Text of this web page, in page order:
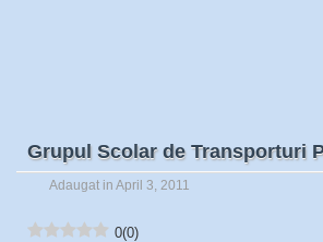
Grupul Scolar de Transporturi
Adaugat in April 3, 2011
0(0)